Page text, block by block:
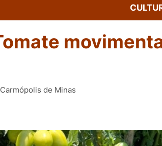
de Minas